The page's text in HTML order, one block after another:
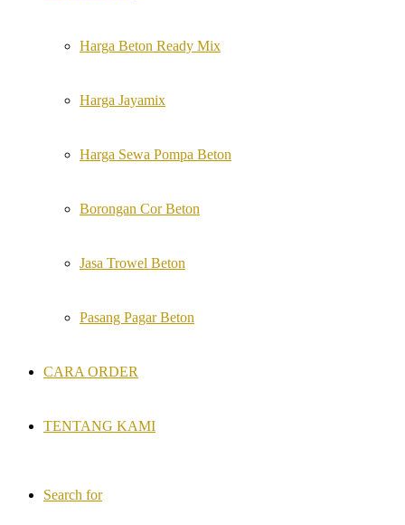
Harga Beton Ready Mix
Harga Jayamix
Harga Sewa Pompa Beton
Borongan Cor Beton
Jasa Trowel Beton
Pasang Pagar Beton
CARA ORDER
TENTANG KAMI
Search for